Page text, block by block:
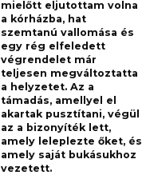
mielőtt eljutottam volna
a kórházba, hat
szemtanú vallomása és
egy rég elfeledett
végrendelet már
teljesen megváltoztatta
a helyzetet. Az a
támadás, amellyel el
akartak pusztítani, végül
az a bizonyíték lett,
amely leleplezte őket, és
amely saját bukásukhoz
vezetett.